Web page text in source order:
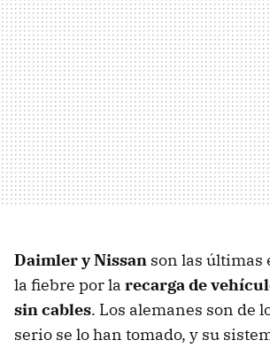
Daimler y Nissan son las últimas
la fiebre por la recarga de
sin cables. Los alemanes son de
serio se lo han tomado, y su